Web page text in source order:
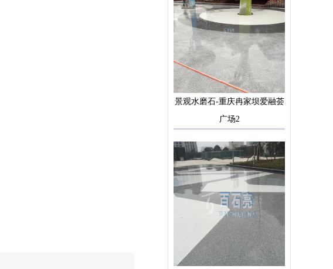
景观水磨石-重庆冉家坝爱融荟
广场2